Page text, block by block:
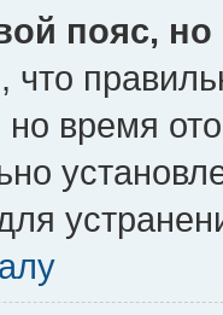
пояс,
но время